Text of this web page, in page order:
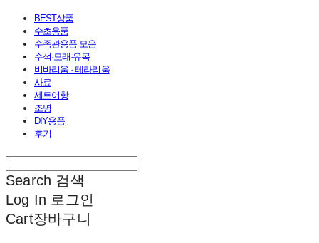
BEST상품
수초용품
수족관용품 모음
수석·모래·유목
비바리움 · 테라리움
사료
세트어항
조명
DIY용품
후기
Search 검색
Log In 로그인
Cart장바구니